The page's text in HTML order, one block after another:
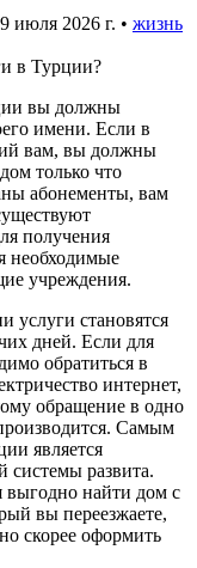
июля 2026 г. • жизнь
вы должны
имени. Если в
вам, вы должны
только что
абонементы, вам
получения
необходимые
учреждения.
услуги становятся
дней. Если для
обратиться в
интернет,
обращение в одно
Самым
является
системы развита.
выгодно найти дом с
вы переезжаете,
скорее оформить